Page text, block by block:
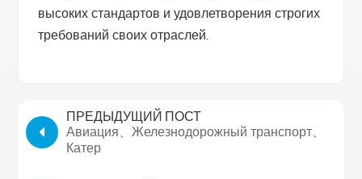
высоких стандартов и удовлетворения строгих
требований своих отраслей.
ПРЕДЫДУЩИЙ ПОСТ
Авиация、Железнодорожный транспорт、
Катер